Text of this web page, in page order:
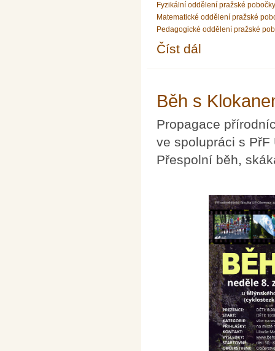
Fyzikální oddělení pražské pobočky
Matematické oddělení pražské
Pedagogické oddělení pražské
Číst dál
Běh s
Propagace
ve spolupráci s
Přespolní běh,